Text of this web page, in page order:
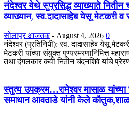
नंदेश्वर येथे सुप्रसिद्ध व्याख्याते नितीन
व्याख्यान, स्व.दादासाहेब येसू मेटकरी व
सोलापूर आजतक - August 4, 2026 0
नंदेश्वर (प्रतिनिधी): स्व. दादासाहेब येसू
मेटकरी यांच्या संयुक्त पुण्यस्मरणानिमित्त
तथा दंगलकार कवी नितीन चंदनशिवे यांचे
स्तुत्य उपक्रम…रामेश्वर मासाळ
समाधान आवताडे यांनी केले कौतुक,शाळा